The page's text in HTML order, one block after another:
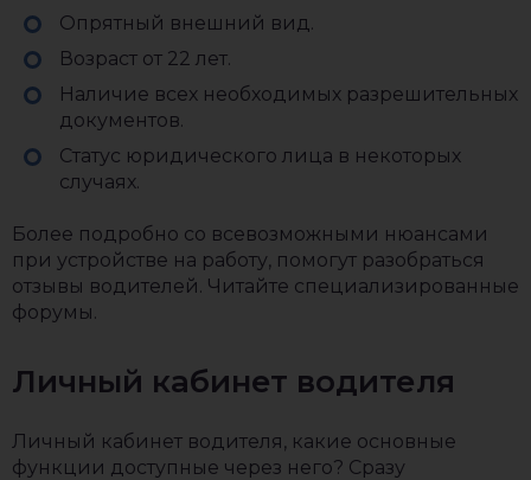
Опрятный внешний вид.
Возраст от 22 лет.
Наличие всех необходимых разрешительных
документов.
Статус юридического лица в некоторых
случаях.
Более подробно со всевозможными нюансами
при устройстве на работу, помогут разобраться
отзывы водителей. Читайте специализированные
форумы.
Личный кабинет водителя
Личный кабинет водителя, какие основные
функции доступные через него? Сразу